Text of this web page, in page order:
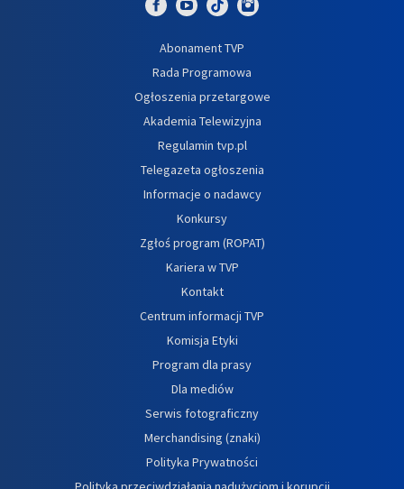
Abonament TVP
Rada Programowa
Ogłoszenia przetargowe
Akademia Telewizyjna
Regulamin tvp.pl
Telegazeta ogłoszenia
Informacje o nadawcy
Konkursy
Zgłoś program (ROPAT)
Kariera w TVP
Kontakt
Centrum informacji TVP
Komisja Etyki
Program dla prasy
Dla mediów
Serwis fotograficzny
Merchandising (znaki)
Polityka Prywatności